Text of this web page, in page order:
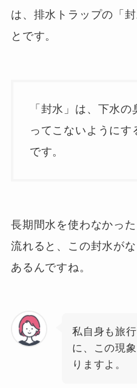
は、排水トラップの「
とです。
「封水」は、下水
ってこないようにす
です。
長期間水を使わなかっ
流れると、この封水が
あるんですね。
私自身も旅
に、この現
りますよ。